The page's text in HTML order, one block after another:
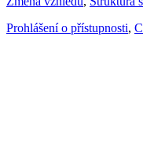
Prohlášení o přístupnosti,